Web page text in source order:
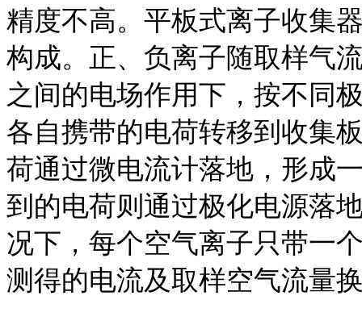
精度不高。平板式离子收集
构成。正、负离子随取样气
之间的电场作用下，按不同
各自携带的电荷转移到收集
荷通过微电流计落地，形成
到的电荷则通过极化电源落
况下，每个空气离子只带一
测得的电流及取样空气流量